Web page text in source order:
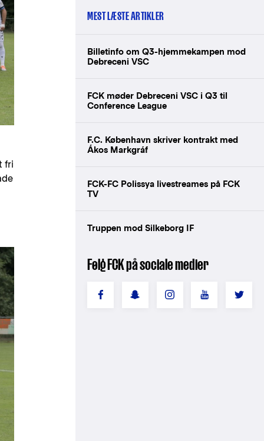
fri
MEST LÆSTE ARTIKLER
Billetinfo om Q3-hjemmekampen mod
Debreceni VSC
FCK møder Debreceni VSC i Q3 til
Conference League
F.C. København skriver kontrakt med
Ákos Markgráf
FCK-FC Polissya livestreames på FCK
TV
Truppen mod Silkeborg IF
Følg FCK på sociale medier